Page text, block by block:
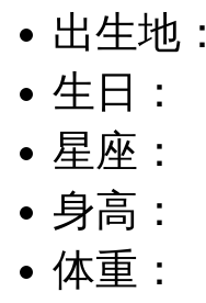
出生地：
生日：
星座：
身高：
体重：